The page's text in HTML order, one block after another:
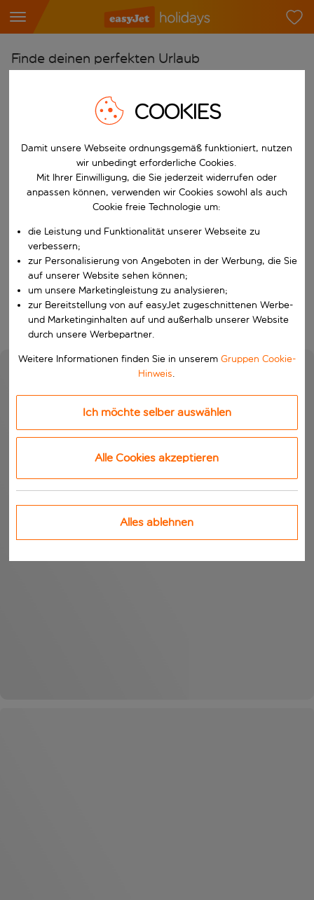
Finde deinen perfekten Urlaub
Flughafen wählen
Beginne mit der Eingabe für die automatische
Reiseziel wählen
Wähle ein Ab- und Rückflugdatum aus.
Reisezeitraum wählen
Wer
Suchen
COOKIES
Damit unsere Webseite ordnungsgemäß funktioniert, nutzen
wir unbedingt erforderliche Cookies.
Mit Ihrer Einwilligung, die Sie jederzeit widerrufen oder
anpassen können, verwenden wir Cookies sowohl als auch
Cookie freie Technologie um:
die Leistung und Funktionalität unserer Webseite zu
verbessern;
zur Personalisierung von Angeboten in der Werbung, die Sie
auf unserer Website sehen können;
um unsere Marketingleistung zu analysieren;
zur Bereitstellung von auf easyJet zugeschnittenen Werbe-
und Marketinginhalten auf und außerhalb unserer Website
durch unsere Werbepartner.
Weitere Informationen finden Sie in unserem Gruppen Cookie-
Hinweis.
Ich möchte selber auswählen
Alle Cookies akzeptieren
Alles ablehnen